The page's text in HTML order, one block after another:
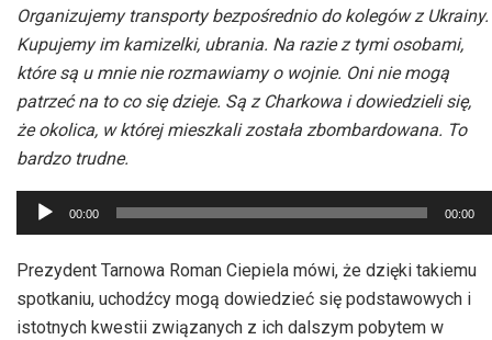
Organizujemy transporty bezpośrednio do kolegów z Ukrainy.
Kupujemy im kamizelki, ubrania. Na razie z tymi osobami,
które są u mnie nie rozmawiamy o wojnie. Oni nie mogą
patrzeć na to co się dzieje. Są z Charkowa i dowiedzieli się,
że okolica, w której mieszkali została zbombardowana. To
bardzo trudne.
Odtwarzacz
plików
dźwiękowych
00:00 00:00
Prezydent Tarnowa Roman Ciepiela mówi, że dzięki takiemu
spotkaniu, uchodźcy mogą dowiedzieć się podstawowych i
istotnych kwestii związanych z ich dalszym pobytem w